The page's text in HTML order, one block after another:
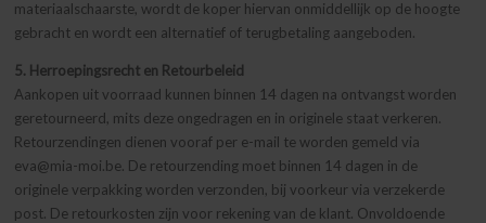
materiaalschaarste, wordt de koper hiervan onmiddellijk op de hoogte
gebracht en wordt een alternatief of terugbetaling aangeboden.
5. Herroepingsrecht en Retourbeleid
Aankopen uit voorraad kunnen binnen 14 dagen na ontvangst worden
geretourneerd, mits deze ongedragen en in originele staat verkeren.
Retourzendingen dienen vooraf per e-mail te worden gemeld via
eva@mia-moi.be. De retourzending moet binnen 14 dagen in de
originele verpakking worden verzonden, bij voorkeur via verzekerde
post. De retourkosten zijn voor rekening van de klant. Onvoldoende